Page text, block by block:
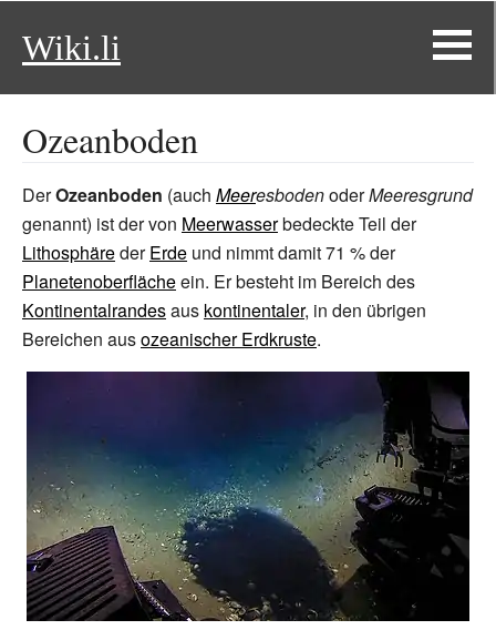
Wiki.li
Ozeanboden
DerOzeanboden (auch MeeresbodenoderMeeresgrund
genannt) ist der von Meerwasserbedeckte Teil der
LithosphärederErde und nimmt damit 71 % der
Planetenoberflächeein. Er besteht im Bereich des
Kontinentalrandesaus kontinentaler, in den übrigen
Bereichen ausozeanischer Erdkruste.